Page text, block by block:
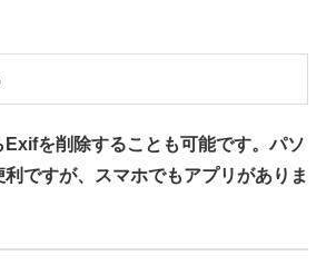
を削除することも可能です。パソ
ですが、スマホでもアプリがありま